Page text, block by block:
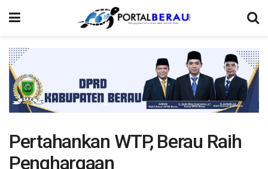
Pertahankan WTP, Berau Raih
Penghargaan